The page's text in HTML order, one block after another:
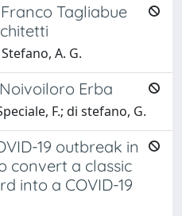
Tagliabue
A. G.
Erba
F.; di stefano, G.
19 outbreak in
convert a classic
into a COVID-19